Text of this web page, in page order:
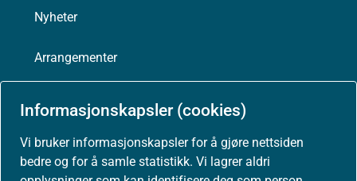
Informasjonskapsler (cookies)
Vi bruker informasjonskapsler for å gjøre nettsiden
bedre og for å samle statistikk. Vi lagrer aldri
Nyheter
Arrangementer
Presse